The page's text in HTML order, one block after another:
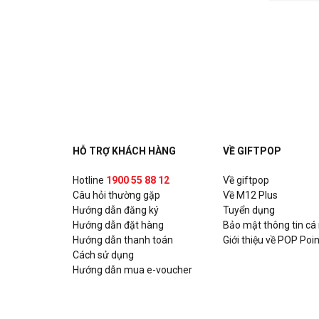
HỖ TRỢ KHÁCH HÀNG
Hotline 1900 55 88 12
Câu hỏi thường gặp
Hướng dẫn đăng ký
Hướng dẫn đặt hàng
Hướng dẫn thanh toán
Cách sử dụng
Hướng dẫn mua e-voucher
VỀ GIFTPOP
Về giftpop
Về M12 Plus
Tuyển dụng
Bảo mật thông tin cá
Giới thiệu về POP